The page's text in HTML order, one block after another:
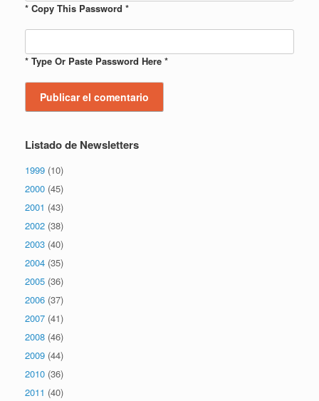
* Copy This Password *
* Type Or Paste Password Here *
Listado de Newsletters
1999 (10)
2000 (45)
2001 (43)
2002 (38)
2003 (40)
2004 (35)
2005 (36)
2006 (37)
2007 (41)
2008 (46)
2009 (44)
2010 (36)
2011 (40)